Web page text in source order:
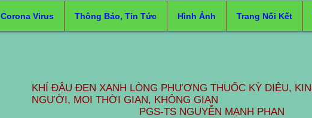
Corona Virus Thông Báo, Tin Tức Hình Ảnh Trang Nối Kết
KHÍ ĐẬU ĐEN XANH LÒNG PHƯƠNG THUỐC KỲ DIỆU,
NGƯỜI, MỌI THỜI GIAN, KHÔNG GIAN
PGS-TS NGUYỄN MẠNH PHAN